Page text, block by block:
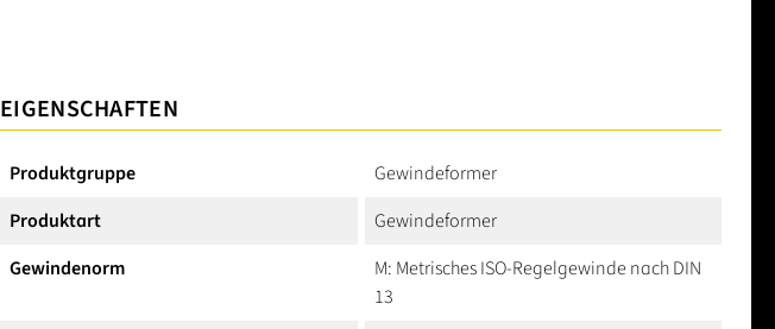
EIGENSCHAFTEN
Produktgruppe
Gewindeformer
Produktart
Gewindeformer
Gewindenorm
M: Metrisches ISO-Regelgewinde nach DIN
13